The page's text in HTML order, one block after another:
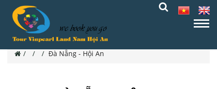
Đà Nẵng - Hội An